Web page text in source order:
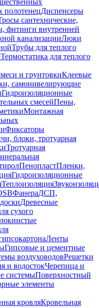
полотенецДиспенсеры
сантехнические,
фитинги внутренней
канализацииЛюки
Трубы для теплого
Термостатика для теплого
и грунтовкиКлеевые
самонивелирующие
Гидроизоляционные
смесейПены,
Монтажная
Фиксаторы
блоки, тротуарная
Тротуарная
ПенопластПленки,
Гидроизоляционные
Теплоизоляция
ФанераДСП,
Древесные
сухого
Ленты
Гипсовые и цементные
воздуховодовРешетки
и водостокЧерепица и
системыПоверхностный
элементы
кровляКровельная